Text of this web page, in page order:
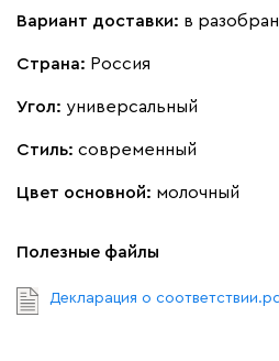
Вариант доставки: в
Страна: Россия
Угол: универсальный
Стиль: современный
Цвет основной: молочный
Полезные файлы
Декларация о